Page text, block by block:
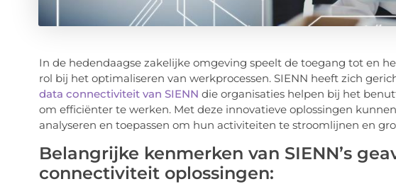
In de hedendaagse zakelijke omgeving speelt de toegang tot en
rol bij het optimaliseren van werkprocessen. SIENN heeft zich
data connectiviteit van SIENN die organisaties helpen bij het
om efficiënter te werken. Met deze innovatieve oplossingen
analyseren en toepassen om hun activiteiten te stroomlijnen en
Belangrijke kenmerken van SIENN’s
connectiviteit oplossingen: